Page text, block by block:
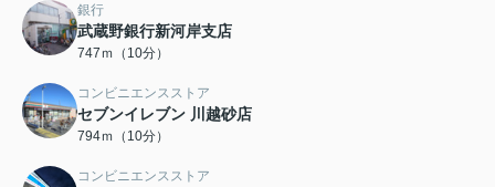
銀行
武蔵野銀行新河岸支店
747ｍ（10分）
コンビニエンスストア
セブンイレブン 川越砂店
794ｍ（10分）
コンビニエンスストア